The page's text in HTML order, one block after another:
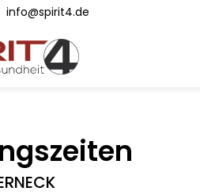
info@spirit4.de